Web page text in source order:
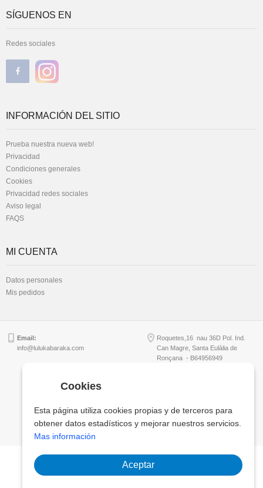
SÍGUENOS EN
Redes sociales
INFORMACIÓN DEL SITIO
Prueba nuestra nueva web!
Privacidad
Condiciones generales
Cookies
Privacidad redes sociales
Aviso legal
FAQS
MI CUENTA
Datos personales
Mis pedidos
Email:
info@lulukabaraka.com
Roquetes,16 nau 36D Pol. Ind.
Can Magre, Santa Eulàlia de
Ronçana - B64956949
Cookies
Esta página utiliza cookies propias y de terceros para
obtener datos estadísticos y mejorar nuestros servicios.
Mas información
Aceptar